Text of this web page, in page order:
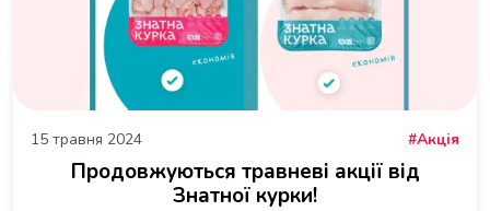
15 травня 2024 Акція
Продовжуються травневі акції від
Знатної курки!